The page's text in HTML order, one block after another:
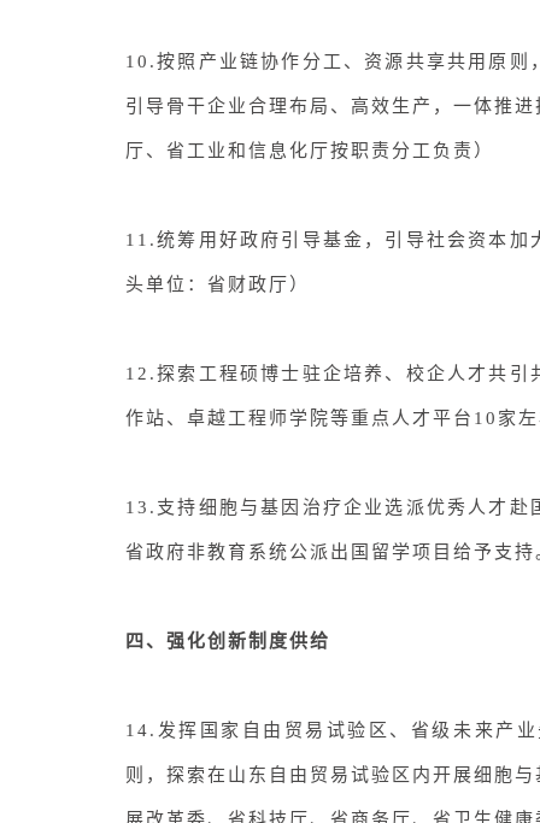
10.按照产业链协作分工、资源共享共用原
引导骨干企业合理布局、高效生产，一体推
厅、省工业和信息化厅按职责分工负责）
11.统筹用好政府引导基金，引导社会资本
头单位：省财政厅 ）
12.探索工程硕博士驻企培养、校企人才共
作站、卓越工程师学院等重点人才平台 10家
13.支持细胞与基因治疗企业选派优秀人才
省政府非教育系统公派出国留学项目给予支持
四、强化创新制度供给
14. 发挥 国家自由贸易试验区、省级未来产
则，探索在山东自由贸易试验区内开展细胞